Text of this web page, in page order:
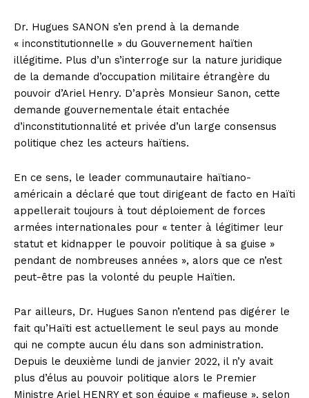
Dr. Hugues SANON s’en prend à la demande
« inconstitutionnelle » du Gouvernement haïtien
illégitime. Plus d’un s’interroge sur la nature juridique
de la demande d’occupation militaire étrangère du
pouvoir d’Ariel Henry. D’après Monsieur Sanon, cette
demande gouvernementale était entachée
d’inconstitutionnalité et privée d’un large consensus
politique chez les acteurs haïtiens.
En ce sens, le leader communautaire haïtiano-
américain a déclaré que tout dirigeant de facto en Haïti
appellerait toujours à tout déploiement de forces
armées internationales pour « tenter à légitimer leur
statut et kidnapper le pouvoir politique à sa guise »
pendant de nombreuses années », alors que ce n’est
peut-être pas la volonté du peuple Haïtien.
Par ailleurs, Dr. Hugues Sanon n’entend pas digérer le
fait qu’Haïti est actuellement le seul pays au monde
qui ne compte aucun élu dans son administration.
Depuis le deuxième lundi de janvier 2022, il n’y avait
plus d’élus au pouvoir politique alors le Premier
Ministre Ariel HENRY et son équipe « mafieuse », selon